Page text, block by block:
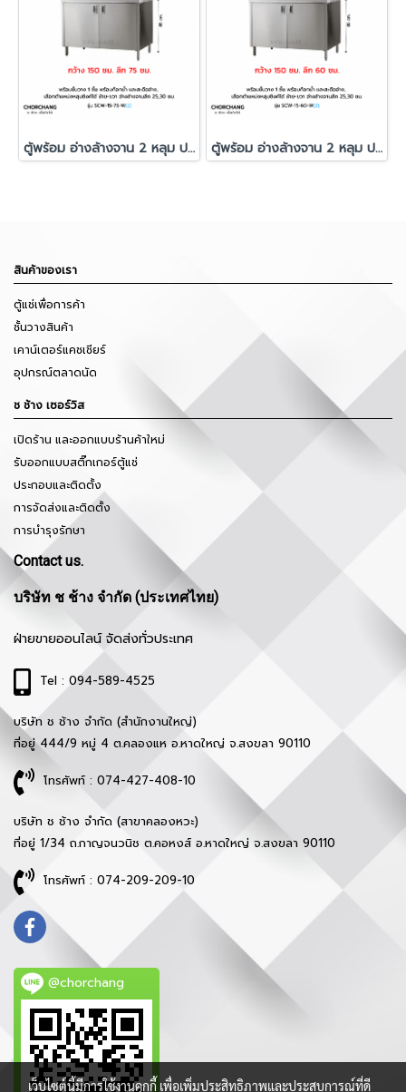
ตู้พร้อม อ่างล้างจาน 2 หลุม ประตูเปิด มีการ์ด รุ่น SCW-15-75 W ตู้พร้อม อ่างล้างจาน 2 หลุม ประตูเปิด มีการ์ด รุ่น SCW-15-60 W
สินค้าของเรา
ตู้แช่เพื่อการค้า
ชั้นวางสินค้า
เคาน์เตอร์แคชเชียร์
อุปกรณ์ตลาดนัด
ช ช้าง เซอร์วิส
เปิดร้าน และออกแบบร้านค้าใหม่
รับออกแบบสติ๊กเกอร์ตู้แช่
ประกอบและติดตั้ง
การจัดส่งและติดตั้ง
การบำรุงรักษา
Contact us.
บริษัท ช ช้าง จำกัด (ประเทศไทย)
ฝ่ายขายออนไลน์ จัดส่งทั่วประเทศ
Tel : 094-589-4525
บริษัท ช ช้าง จำกัด (สำนักงานใหญ่)
ที่อยู่ 444/9 หมู่ 4 ต.คลองแห อ.หาดใหญ่ จ.สงขลา 90110
โทรศัพท์ : 074-427-408-10
บริษัท ช ช้าง จำกัด (สาขาคลองหวะ)
ที่อยู่ 1/34 ถ.กาญจนวนิช ต.คอหงส์ อ.หาดใหญ่ จ.สงขลา 90110
โทรศัพท์ : 074-209-209-10
@chorchang
เว็บไซต์นี้มีการใช้งานคุกกี้ เพื่อเพิ่มประสิทธิภาพและประสบการณ์ที่ดี